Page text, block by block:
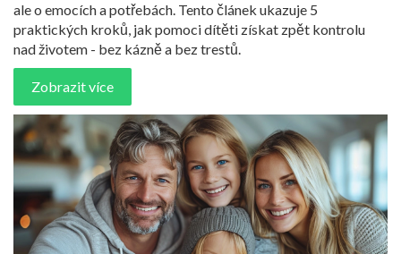
ale o emocích a potřebách. Tento článek ukazuje 5
praktických kroků, jak pomoci dítěti získat zpět kontrolu
nad životem - bez kázně a bez trestů.
Zobrazit více